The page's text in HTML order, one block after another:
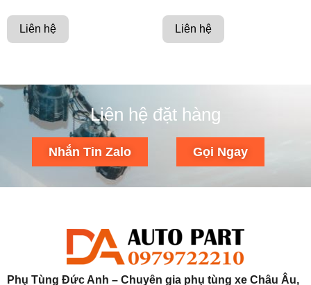
Liên hệ Liên hệ
Liên hệ đặt hàng
Nhắn Tin Zalo Gọi Ngay
Phụ Tùng Đức Anh – Chuyên gia phụ tùng xe Châu Âu,